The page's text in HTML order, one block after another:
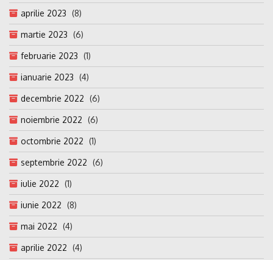
aprilie 2023 (8)
martie 2023 (6)
februarie 2023 (1)
ianuarie 2023 (4)
decembrie 2022 (6)
noiembrie 2022 (6)
octombrie 2022 (1)
septembrie 2022 (6)
iulie 2022 (1)
iunie 2022 (8)
mai 2022 (4)
aprilie 2022 (4)